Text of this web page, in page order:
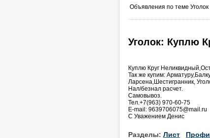
Объявления по теме
Уголок: Куплю
Куплю Круг
Так же купим:
Ларсена,Шестигранник,
Нал/безнал расчет.
Самовывоз.
Тел.+7(963) 970-60-75
Е-mail: 9639706075@mail.ru
С Уважением Денис
Разделы: Лист